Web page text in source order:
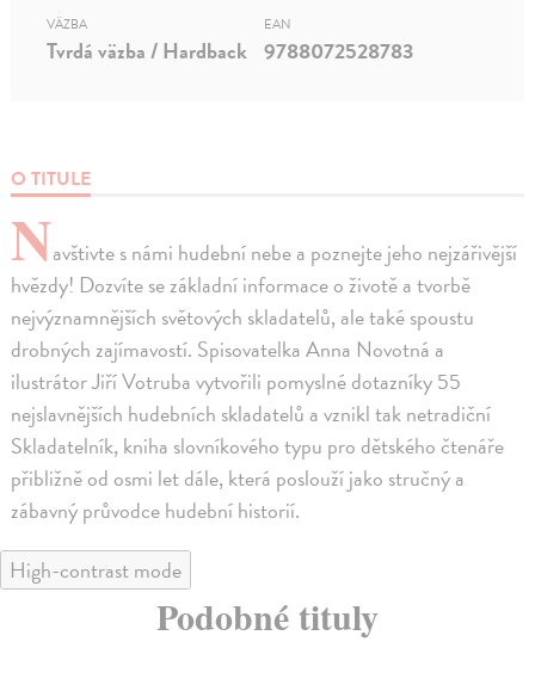
O TITULE
Navštivte s námi hudební nebe a poznejte jeho nejzářivější
hvězdy! Dozvíte se základní informace o životě a tvorbě
nejvýznamnějších světových skladatelů, ale také spoustu
drobných zajímavostí. Spisovatelka Anna Novotná a
ilustrátor Jiří Votruba vytvořili pomyslné dotazníky 55
nejslavnějších hudebních skladatelů a vznikl tak netradiční
Skladatelník, kniha slovníkového typu pro dětského čtenáře
přibližně od osmi let dále, která poslouží jako stručný a
zábavný průvodce hudební historií.
VÄZBA
Tvrdá väzba / Hardback
EAN
9788072528783
High-contrast mode
Podobné tituly